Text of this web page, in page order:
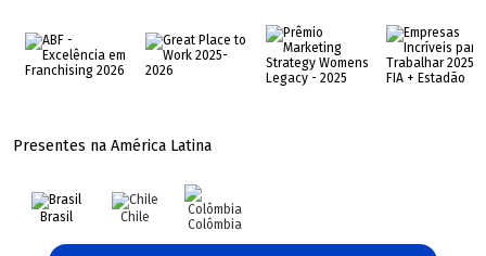
Presentes na América Latina
Brasil Chile Colômbia